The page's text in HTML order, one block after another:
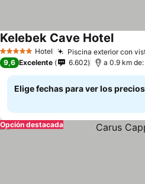
5 Estrellas Hotel Piscina exterior con
Kelebek Cave Hotel
9,6 Excelente 6.602 a 0.9 km
Elige fechas para ver los
Opción destacada